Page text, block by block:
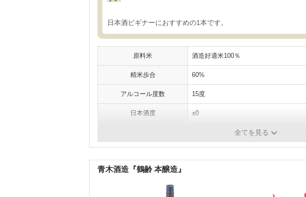
日本酒ビギナーにおすすめの1本です。
原料米 酒造好適米100％
精米歩合 60%
アルコール度数 15度
日本酒度 ±0
全てを見る
青木酒造『鶴齢 本醸造』